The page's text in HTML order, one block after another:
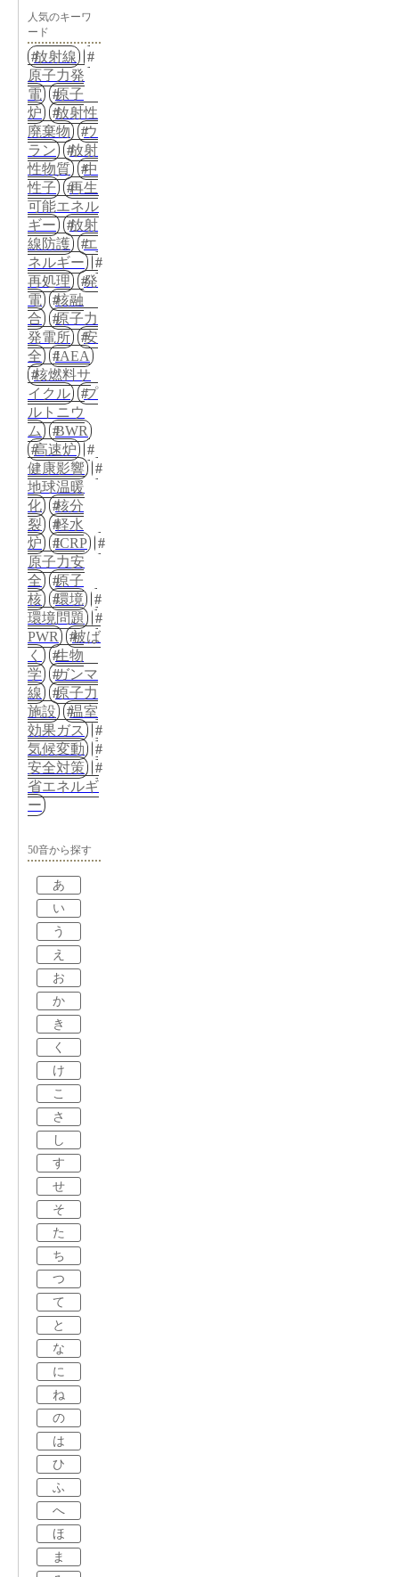
人気のキーワ
ード
放射線
原子力発
電
原子
炉
放射性
廃棄物
ウ
ラン
放射
性物質
中
性子
再生
可能エネル
ギー
放射
線防護
エ
ネルギー
再処理
発
電
核融
合
原子力
発電所
安
全
IAEA
核燃料サ
イクル
プ
ルトニウ
ム
BWR
高速炉
健康影響
地球温暖
化
核分
裂
軽水
炉
ICRP
原子力安
全
原子
核
環境
環境問題
PWR
被ば
く
生物
学
ガンマ
線
原子力
施設
温室
効果ガス
気候変動
安全対策
省エネルギ
ー
50音から探す
あ
い
う
え
お
か
き
く
け
こ
さ
し
す
せ
そ
た
ち
つ
て
と
な
に
ね
の
は
ひ
ふ
へ
ほ
ま